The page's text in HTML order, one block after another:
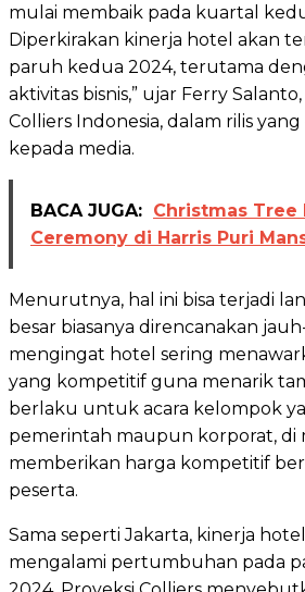
mulai membaik pada kuartal
Diperkirakan kinerja hotel akan
paruh kedua 2024, terutama
aktivitas bisnis,” ujar Ferry
Colliers Indonesia, dalam rilis
kepada media.
BACA JUGA: Christmas
Ceremony di Harris Puri
Menurutnya, hal ini bisa terjadi
besar biasanya direncanakan
mengingat hotel sering
yang kompetitif guna menarik
berlaku untuk acara kelompok
pemerintah maupun korporat, di
memberikan harga kompetitif
peserta.
Sama seperti Jakarta, kinerja
mengalami pertumbuhan pada